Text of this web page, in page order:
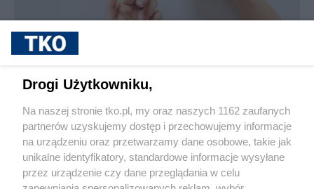
Jak rozpoznać, że soczewki kontaktowe są
Pokaż więcej
Drogi Użytkowniku,
Na naszej stronie tko.pl, my oraz naszych 1162 zaufanych
partnerów uzyskujemy dostęp i przechowujemy informacje
na urządzeniu oraz przetwarzamy dane osobowe, takie jak
unikalne identyfikatory, standardowe informacje wysyłane
przez urządzenie czy dane przeglądania w celu